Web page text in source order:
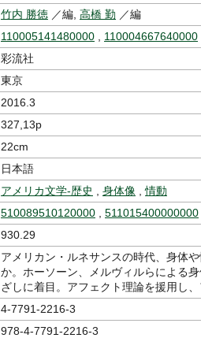
竹内 勝徳 ／編, 高橋 勤 ／編
110005141480000
110004667640000
彩流社
東京
2016.3
327,13p
22cm
日本語
アメリカ文学-歴史 身体像 ,情動
510089510120000 511015400000000
930.29
アメリカン・ルネサンスの時代、身体
か。ホーソーン、メルヴィルらによる
ざしに着目。アフェクト理論を援用し
4-7791-2216-3
978-4-7791-2216-3